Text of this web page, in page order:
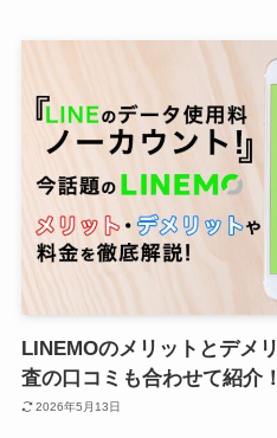
LINEMOのメリットとデメ
査の口コミも合わせて紹介！
2026年5月13日